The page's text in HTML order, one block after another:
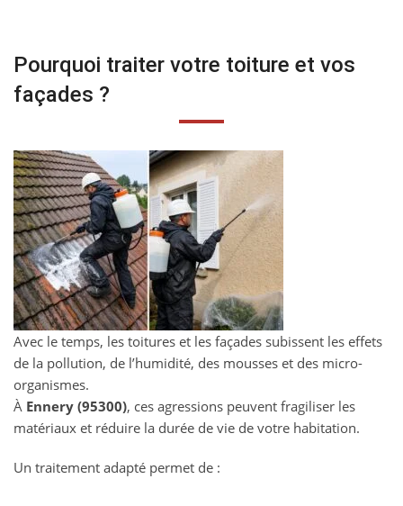
Pourquoi traiter votre toiture et vos
façades ?
Avec le temps, les toitures et les façades subissent les effets
de la pollution, de l’humidité, des mousses et des micro-
organismes.
À Ennery (95300), ces agressions peuvent fragiliser les
matériaux et réduire la durée de vie de votre habitation.
Un traitement adapté permet de :